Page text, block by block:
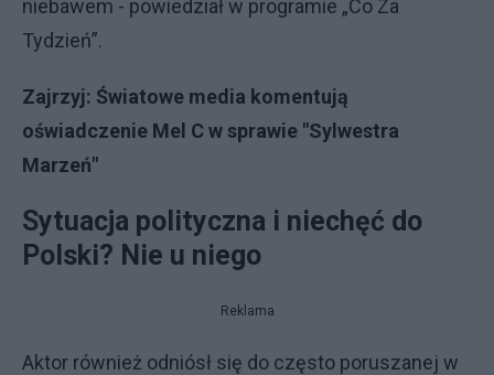
niebawem - powiedział w programie „Co Za
Tydzień”.
Zajrzyj: Światowe media komentują
oświadczenie Mel C w sprawie "Sylwestra
Marzeń"
Sytuacja polityczna i niechęć do
Polski? Nie u niego
Reklama
Aktor również odniósł się do często poruszanej w